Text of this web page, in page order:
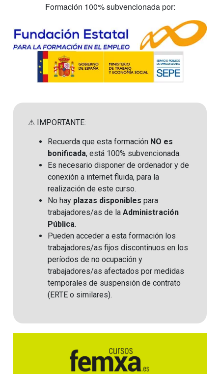
Formación 100% subvencionada por:
⚠ IMPORTANTE:
Recuerda que esta formación NO es
bonificada, está 100% subvencionada.
Es necesario disponer de ordenador y de
conexión a internet fluida, para la
realización de este curso.
No hay plazas disponibles para
trabajadores/as de la Administración
Pública.
Pueden acceder a esta formación los
trabajadores/as fijos discontinuos en los
períodos de no ocupación y
trabajadores/as afectados por medidas
temporales de suspensión de contrato
(ERTE o similares).